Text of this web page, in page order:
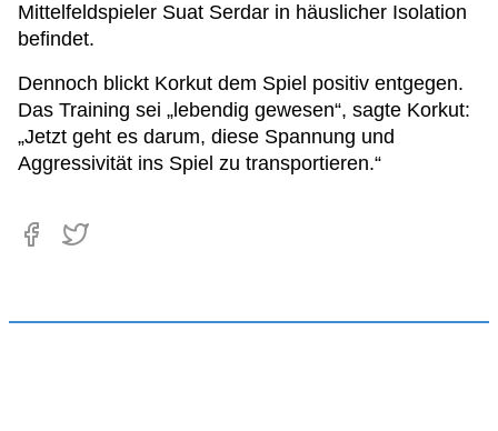
Mittelfeldspieler Suat Serdar in häuslicher Isolation
befindet.
Dennoch blickt Korkut dem Spiel positiv entgegen.
Das Training sei „lebendig gewesen“, sagte Korkut:
„Jetzt geht es darum, diese Spannung und
Aggressivität ins Spiel zu transportieren.“